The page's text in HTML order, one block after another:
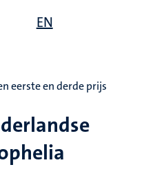
EN
eerste en derde prijs